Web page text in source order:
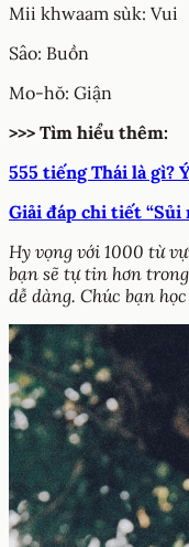
Mii khwaam sùk: Vui
Sâo: Buồn
Mo-hŏ: Giận
>>> Tìm hiểu thêm:
555 tiếng Thái là gì?
Giải đáp chi tiết “Sủi
Hy vọng với 1000 từ
bạn sẽ tự tin hơn
dễ dàng. Chúc bạn